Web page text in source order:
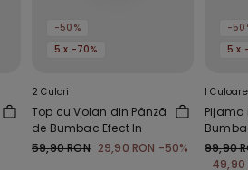
-50%
5 x -70%
2 Culori
Top cu Volan din Pânză
de Bumbac Efect In
59,90 RON 29,90 RON -50%
-
5 x
1 Culoare
Pijama
Lego
99,90
49,90